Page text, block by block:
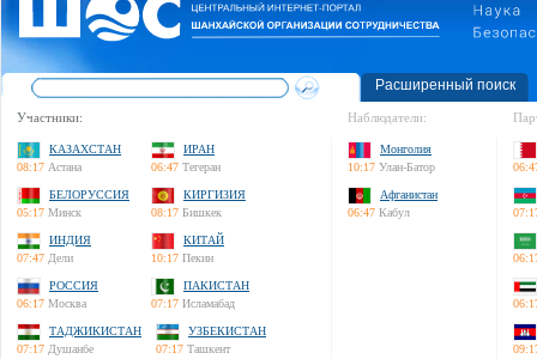
Расширенный поиск
Участники:
КАЗАХСТАН
08:17 Астана
ИРАН
06:47 Тегеран
БЕЛОРУССИЯ
05:17 Минск
КИРГИЗИЯ
08:17 Бишкек
ИНДИЯ
07:47 Дели
КИТАЙ
10:17 Пекин
РОССИЯ
06:17 Москва
ПАКИСТАН
07:17 Исламабад
ТАДЖИКИСТАН
07:17 Душанбе
УЗБЕКИСТАН
07:17 Ташкент
Наблюдатели:
Монголия
10:17 Улан-Батор
Афганистан
06:47 Кабул